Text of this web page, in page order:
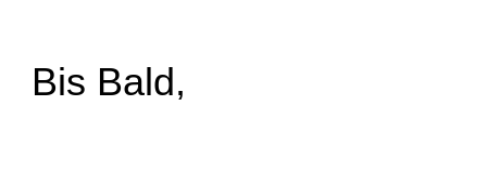
Bis Bald,